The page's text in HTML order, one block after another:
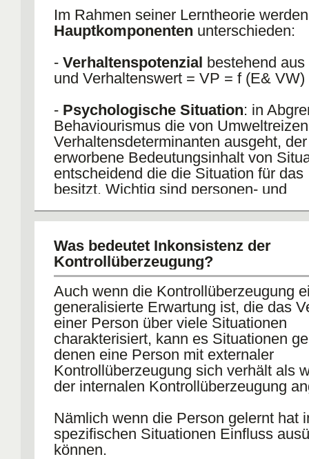
Im Rahmen seiner Lerntheorie
Hauptkomponenten unterschieden:
- Verhaltenspotenzial bestehend
und Verhaltenswert = VP = f (E& VW)
- Psychologische Situation: in
Behaviourismus die von
Verhaltensdeterminanten ausgeht,
erworbene Bedeutungsinhalt von
entscheidend die die Situation für das
besitzt. Wichtig sind personen- und
Verhaltensvorhersage.
-Spezifität und Generalität von
bei der Vorhersage von Verhalten: für
Spezifität werden Vorkenntnisse der
Lernerfahrung einer Person benötigt,
Einfluss auf gezielte Situationen
Spezifische Konstrukte sind konkret
Anwendungsbereich bezogen.
Generelle Konstrukte sind abstrakt
sich auf einen breiten
Falle von unbekannten Ereignissen
uns häufig auf generalisierte
der zentralen generalisierten
sich auf die --->
Was bedeutet Inkonsistenz der
Kontrollüberzeugung?
Auch wenn die Kontrollüberzeugung
generalisierte Erwartung ist, die das
einer Person über viele Situationen
charakterisiert, kann es Situationen
denen eine Person mit externaler
Kontrollüberzeugung sich verhält als
der internalen Kontrollüberzeugung
Nämlich wenn die Person gelernt hat
spezifischen Situationen Einfluss
können.